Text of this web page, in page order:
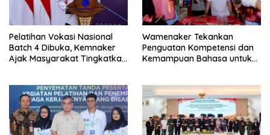
Pelatihan Vokasi Nasional
Batch 4 Dibuka, Kemnaker
Ajak Masyarakat Tingkatkan
Wamenaker Tekankan
Penguatan Kompetensi dan
Kemampuan Bahasa untuk